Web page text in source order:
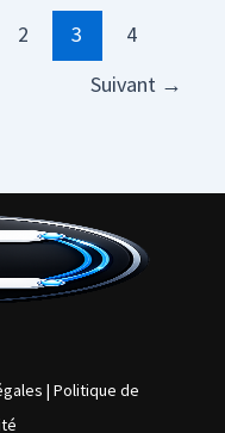
2 3
4
Suivant →
|Politique de